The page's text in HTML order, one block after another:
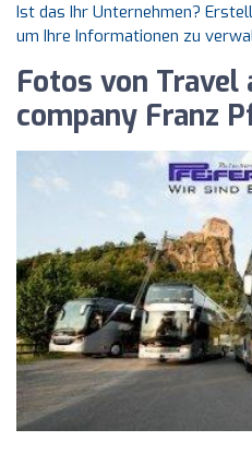
Ist das Ihr Unternehmen?
um Ihre Informationen zu
Fotos von Travel
company Franz